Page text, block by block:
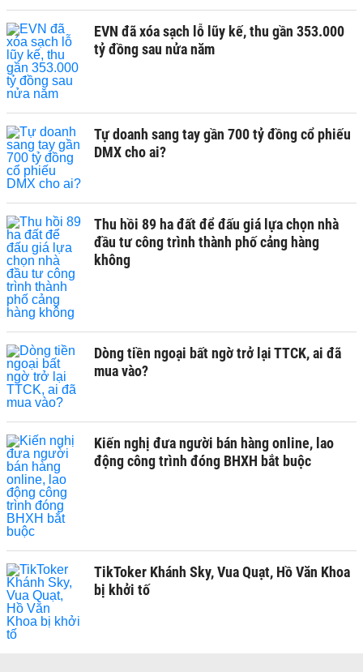
EVN đã xóa sạch lỗ lũy kế, thu gần 353.000
tỷ đồng sau nửa năm
Tự doanh sang tay gần 700 tỷ đồng cổ phiếu
DMX cho ai?
Thu hồi 89 ha đất để đấu giá lựa chọn nhà
đầu tư công trình thành phố cảng hàng
không
Dòng tiền ngoại bất ngờ trở lại TTCK, ai đã
mua vào?
Kiến nghị đưa người bán hàng online, lao
động công trình đóng BHXH bắt buộc
TikToker Khánh Sky, Vua Quạt, Hồ Văn Khoa
bị khởi tố